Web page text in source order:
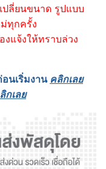
ปลี่ยนขนาด รูปแบบ
ทุกครั้ง
แจ้งให้ทราบล่วง
อนเริ่มงาน คลิกเลย
กเลย